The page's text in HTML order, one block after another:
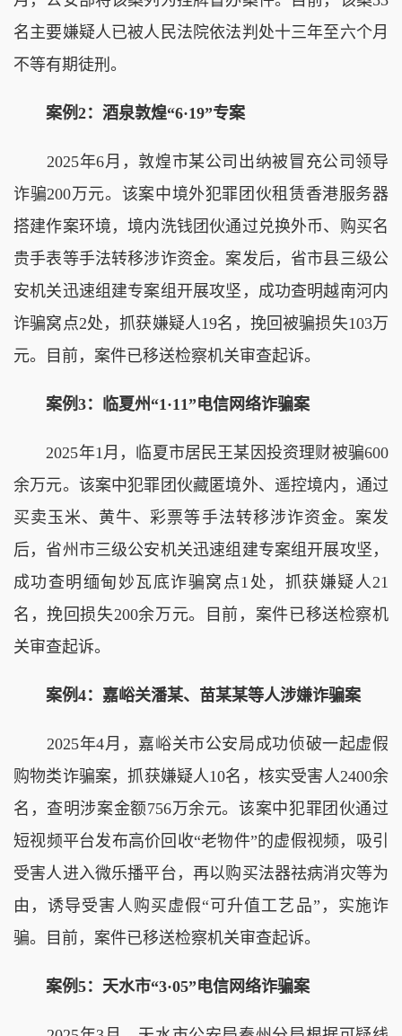
名主要嫌疑人已被人民法院依法判处十三年至六个月
不等有期徒刑。
案例2：酒泉敦煌“6·19”专案
2025年6月，敦煌市某公司出纳被冒充公司领导
诈骗200万元。该案中境外犯罪团伙租赁香港服务器
搭建作案环境，境内洗钱团伙通过兑换外币、购买名
贵手表等手法转移涉诈资金。案发后，省市县三级公
安机关迅速组建专案组开展攻坚，成功查明越南河内
诈骗窝点2处，抓获嫌疑人19名，挽回被骗损失103万
元。目前，案件已移送检察机关审查起诉。
案例3：临夏州“1·11”电信网络诈骗案
2025年1月，临夏市居民王某因投资理财被骗600
余万元。该案中犯罪团伙藏匿境外、遥控境内，通过
买卖玉米、黄牛、彩票等手法转移涉诈资金。案发
后，省州市三级公安机关迅速组建专案组开展攻坚，
成功查明缅甸妙瓦底诈骗窝点1处，抓获嫌疑人21
名，挽回损失200余万元。目前，案件已移送检察机
关审查起诉。
案例4：嘉峪关潘某、苗某某等人涉嫌诈骗案
2025年4月，嘉峪关市公安局成功侦破一起虚假
购物类诈骗案，抓获嫌疑人10名，核实受害人2400余
名，查明涉案金额756万余元。该案中犯罪团伙通过
短视频平台发布高价回收“老物件”的虚假视频，吸引
受害人进入微乐播平台，再以购买法器祛病消灾等为
由，诱导受害人购买虚假“可升值工艺品”，实施诈
骗。目前，案件已移送检察机关审查起诉。
案例5：天水市“3·05”电信网络诈骗案